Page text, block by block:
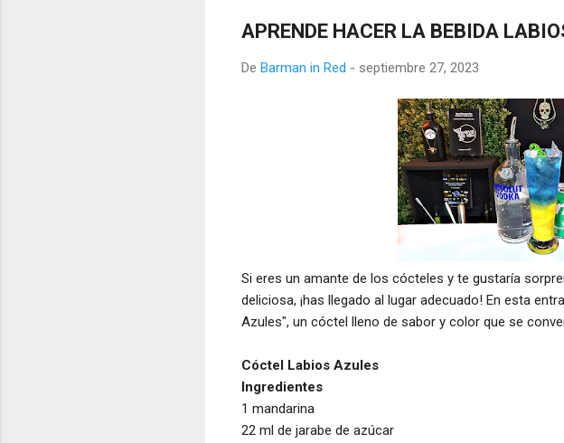
APRENDE HACER LA BEBIDA
De Barman in Red - septiembre 27, 2023
Si eres un amante de los cócteles y te gustaría
deliciosa, ¡has llegado al lugar adecuado! En esta
Azules", un cóctel lleno de sabor y color que se
Cóctel Labios Azules
Ingredientes
1 mandarina
22 ml de jarabe de azúcar